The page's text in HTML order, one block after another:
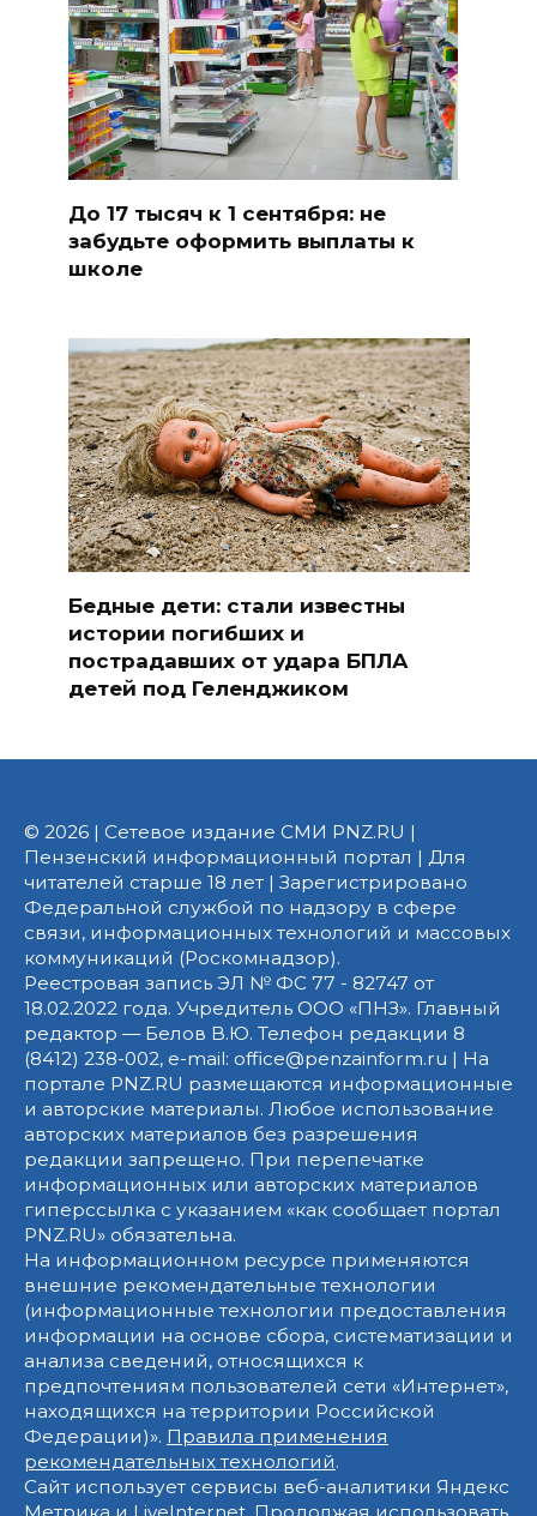
До 17 тысяч к 1 сентября: не
забудьте оформить выплаты к
школе
Бедные дети: стали известны
истории погибших и
пострадавших от удара БПЛА
детей под Геленджиком
© 2026 | Сетевое издание СМИ PNZ.RU |
Пензенский информационный портал | Для
читателей старше 18 лет | Зарегистрировано
Федеральной службой по надзору в сфере
связи, информационных технологий и массовых
коммуникаций (Роскомнадзор).
Реестровая запись ЭЛ № ФС 77 - 82747 от
18.02.2022 года. Учредитель ООО «ПНЗ». Главный
редактор — Белов В.Ю. Телефон редакции 8
(8412) 238-002, e-mail: office@penzainform.ru | На
портале PNZ.RU размещаются информационные
и авторские материалы. Любое использование
авторских материалов без разрешения
редакции запрещено. При перепечатке
информационных или авторских материалов
гиперссылка с указанием «как сообщает портал
PNZ.RU» обязательна.
На информационном ресурсе применяются
внешние рекомендательные технологии
(информационные технологии предоставления
информации на основе сбора, систематизации и
анализа сведений, относящихся к
предпочтениям пользователей сети «Интернет»,
находящихся на территории Российской
Федерации)». Правила применения
рекомендательных технологий.
Сайт использует сервисы веб-аналитики Яндекс